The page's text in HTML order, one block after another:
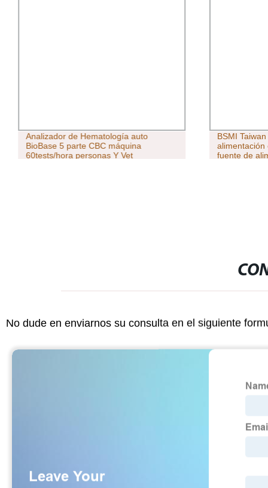
Analizador de Hematología auto
BioBase 5 parte CBC máquina
60tests/hora personas Y Vet
BSMI
alimentación
fuente de
No dude en enviarnos su consulta en el siguiente